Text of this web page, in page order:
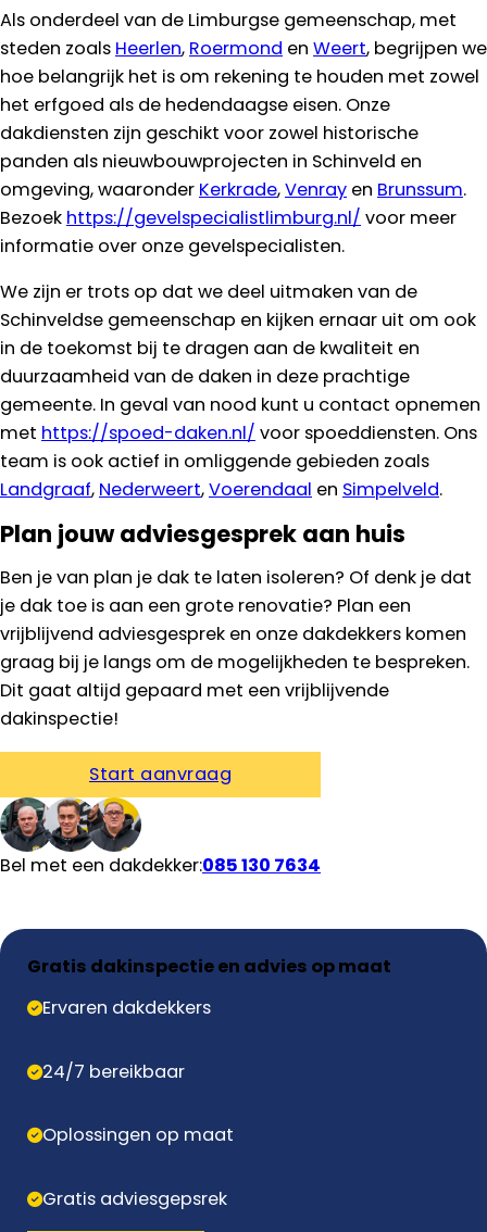
Als onderdeel van de Limburgse gemeenschap, met
steden zoals Heerlen, Roermond en Weert, begrijpen we
hoe belangrijk het is om rekening te houden met zowel
het erfgoed als de hedendaagse eisen. Onze
dakdiensten zijn geschikt voor zowel historische
panden als nieuwbouwprojecten in Schinveld en
omgeving, waaronder Kerkrade,Venray en Brunssum.
Bezoek https://gevelspecialistlimburg.nl/ voor meer
informatie over onze gevelspecialisten.
We zijn er trots op dat we deel uitmaken van de
Schinveldse gemeenschap en kijken ernaar uit om ook
in de toekomst bij te dragen aan de kwaliteit en
duurzaamheid van de daken in deze prachtige
gemeente. In geval van nood kunt u contact opnemen
met https://spoed-daken.nl/ voor spoeddiensten. Ons
team is ook actief in omliggende gebieden zoals
Landgraaf, Nederweert,Voerendaal en Simpelveld.
Plan jouw adviesgesprek aan huis
Ben je van plan je dak te laten isoleren? Of denk je dat
je dak toe is aan een grote renovatie? Plan een
vrijblijvend adviesgesprek en onze dakdekkers komen
graag bij je langs om de mogelijkheden te bespreken.
Dit gaat altijd gepaard met een vrijblijvende
dakinspectie!
Start aanvraag
Bel met een dakdekker:085 130 7634
Gratis dakinspectie en advies op maat
Ervaren dakdekkers
24/7 bereikbaar
Oplossingen op maat
Gratis adviesgepsrek